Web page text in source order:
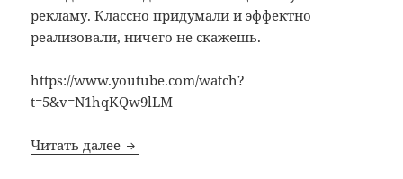
рекламу. Классно придумали и эффектно
реализовали, ничего не скажешь.
https://www.youtube.com/watch?
t=5&v=N1hqKQw9lLM
Читать далее Больше, чем знак